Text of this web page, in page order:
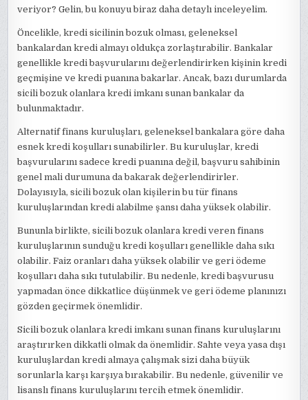
veriyor? Gelin, bu konuyu biraz daha detaylı inceleyelim.
Öncelikle, kredi sicilinin bozuk olması, geleneksel
bankalardan kredi almayı oldukça zorlaştırabilir. Bankalar
genellikle kredi başvurularını değerlendirirken kişinin kredi
geçmişine ve kredi puanına bakarlar. Ancak, bazı durumlarda
sicili bozuk olanlara kredi imkanı sunan bankalar da
bulunmaktadır.
Alternatif finans kuruluşları, geleneksel bankalara göre daha
esnek kredi koşulları sunabilirler. Bu kuruluşlar, kredi
başvurularını sadece kredi puanına değil, başvuru sahibinin
genel mali durumuna da bakarak değerlendirirler.
Dolayısıyla, sicili bozuk olan kişilerin bu tür finans
kuruluşlarından kredi alabilme şansı daha yüksek olabilir.
Bununla birlikte, sicili bozuk olanlara kredi veren finans
kuruluşlarının sunduğu kredi koşulları genellikle daha sıkı
olabilir. Faiz oranları daha yüksek olabilir ve geri ödeme
koşulları daha sıkı tutulabilir. Bu nedenle, kredi başvurusu
yapmadan önce dikkatlice düşünmek ve geri ödeme planınızı
gözden geçirmek önemlidir.
Sicili bozuk olanlara kredi imkanı sunan finans kuruluşlarını
araştırırken dikkatli olmak da önemlidir. Sahte veya yasa dışı
kuruluşlardan kredi almaya çalışmak sizi daha büyük
sorunlarla karşı karşıya bırakabilir. Bu nedenle, güvenilir ve
lisanslı finans kuruluşlarını tercih etmek önemlidir.